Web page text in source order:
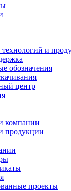
и
обозначения
центр
компании
продукции
проекты